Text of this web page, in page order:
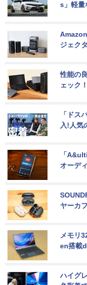
s」軽量
ジェク
性能の
ェック！
「ドス
入!人気
「
オーデ
ヤーカ
メモリ
en搭載
ハイグ